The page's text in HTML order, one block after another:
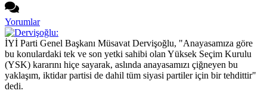
Yorumlar
İYİ Parti Genel Başkanı Müsavat Dervişoğlu, "Anayasamıza göre
bu konulardaki tek ve son yetki sahibi olan Yüksek Seçim Kurulu
(YSK) kararını hiçe sayarak, aslında anayasamızı çiğneyen bu
yaklaşım, iktidar partisi de dahil tüm siyasi partiler için bir tehdittir"
dedi.